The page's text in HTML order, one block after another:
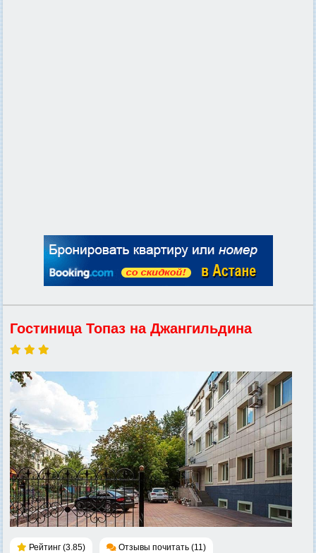
Гостиница Топаз на Джангильдина
Рейтинг (3.85) Отзывы почитать (11)